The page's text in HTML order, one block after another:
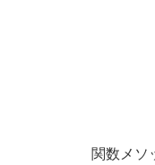
関数メソ